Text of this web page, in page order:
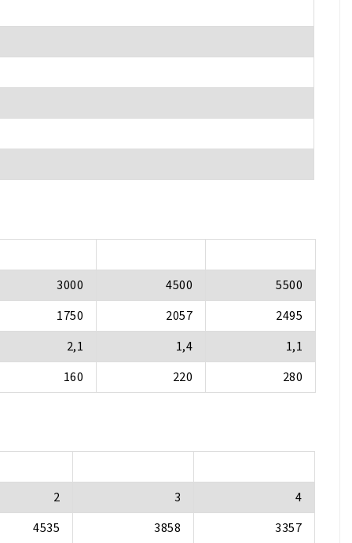
3000 4500
5500
1750 2057
2495
2,1 1,4
1,1
160 220 280
2 3
4
4535 3858
3357